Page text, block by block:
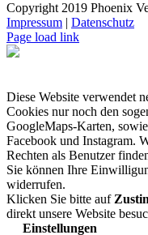
Copyright 2019 Phoenix
Impressum | Datenschutz
Page load link
Diese Website verwendet
Cookies nur noch den
GoogleMaps-Karten,
Facebook und Instagram.
Rechten als Benutzer
Sie können Ihre
widerrufen.
Klicken Sie bitte auf
direkt unsere Website
Einstellungen